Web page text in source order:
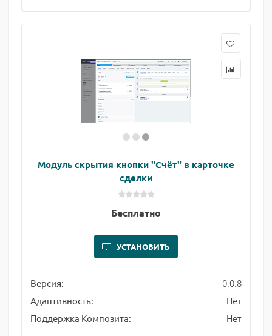
Модуль скрытия кнопки "Счёт" в карточке
сделки
Бесплатно
УСТАНОВИТЬ
Версия: 0.0.8
Адаптивность: Нет
Поддержка Композита: Нет